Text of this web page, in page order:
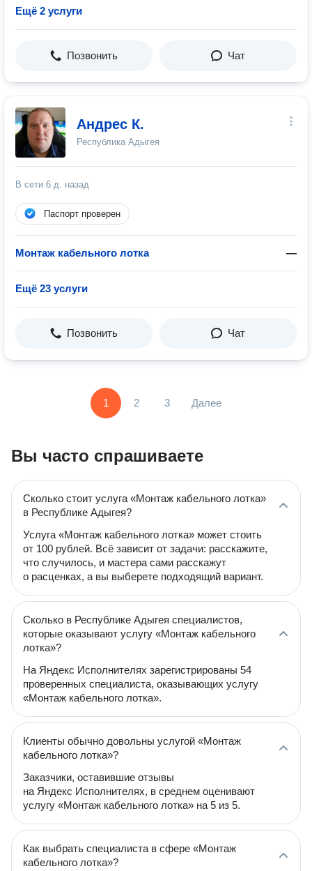
Ещё 2 услуги
Позвонить Чат
Андрес К.
Республика Адыгея
В сети 6 д. назад
Паспорт проверен
Монтаж кабельного лотка —
Ещё 23 услуги
Позвонить Чат
1 2 3 Далее
Вы часто спрашиваете
Сколько стоит услуга «Монтаж кабельного лотка»
в Республике Адыгея?
Услуга «Монтаж кабельного лотка» может стоить
от 100 рублей. Всё зависит от задачи: расскажите,
что случилось, и мастера сами расскажут
о расценках, а вы выберете подходящий вариант.
Сколько в Республике Адыгея специалистов,
которые оказывают услугу «Монтаж кабельного
лотка»?
На Яндекс Исполнителях зарегистрированы 54
проверенных специалиста, оказывающих услугу
«Монтаж кабельного лотка».
Клиенты обычно довольны услугой «Монтаж
кабельного лотка»?
Заказчики, оставившие отзывы
на Яндекс Исполнителях, в среднем оценивают
услугу «Монтаж кабельного лотка» на 5 из 5.
Как выбрать специалиста в сфере «Монтаж
кабельного лотка»?